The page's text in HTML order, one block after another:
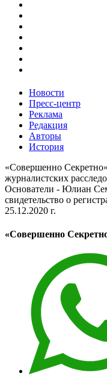
Новости
Пресс-центр
Реклама
Редакция
Авторы
История
«Совершенно
журналистских
Основатели - Юлиан
свидетельство о
25.12.2020 г.
«Совершенно